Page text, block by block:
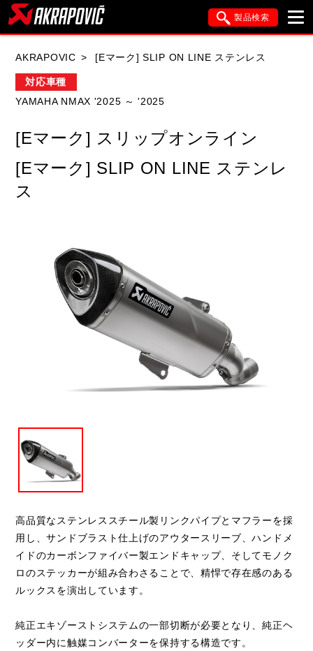
製品検索
FANTIC
PIAGGIO SYM
AKRAPOVIC [Eマーク] SLIP ON LINE ステンレス
対応車種
YAMAHA NMAX '2025 ～ '2025
[Eマーク] スリップオンライン
[Eマーク] SLIP ON LINE ステンレ
ス
高品質なステンレススチール製リンクパイプとマフラーを採
用し、サンドブラスト仕上げのアウタースリーブ、ハンドメ
イドのカーボンファイバー製エンドキャップ、そしてモノク
ロのステッカーが組み合わさることで、精悍で存在感のある
ルックスを演出しています。
純正エキゾーストシステムの一部切断が必要となり、純正ヘ
ッダー内に触媒コンバーターを保持する構造です。